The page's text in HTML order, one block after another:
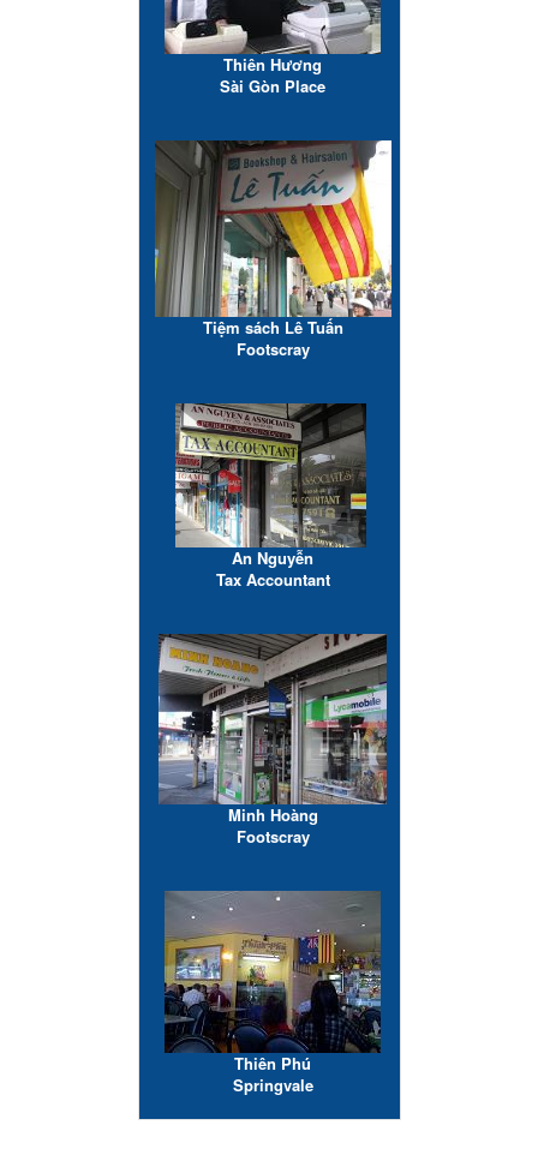
Thiên Hương
Sài Gòn Place
Tiệm sách Lê Tuấn
Footscray
An Nguyễn
Tax Accountant
Minh Hoàng
Footscray
Thiên Phú
Springvale